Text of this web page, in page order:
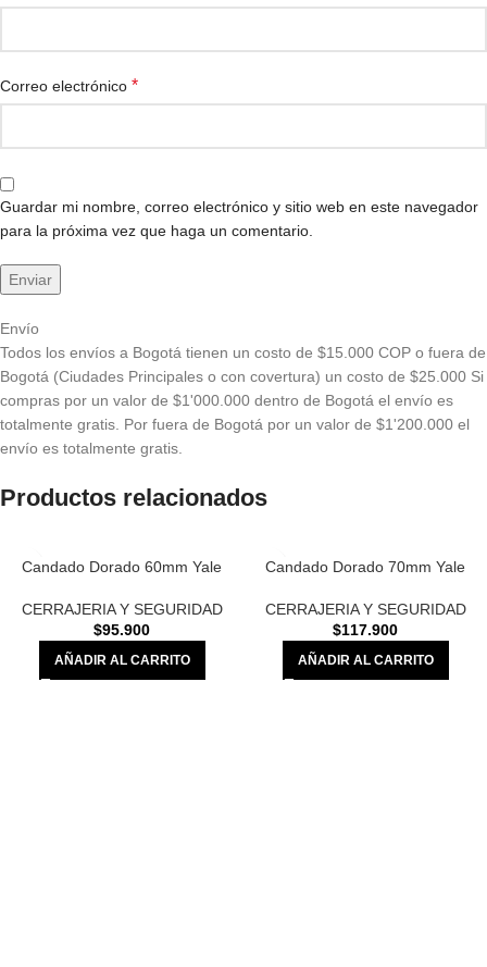
Correo electrónico *
Guardar mi nombre, correo electrónico y sitio web en este navegador
para la próxima vez que haga un comentario.
Envío
Todos los envíos a Bogotá tienen un costo de $15.000 COP o fuera de
Bogotá (Ciudades Principales o con covertura) un costo de $25.000 Si
compras por un valor de $1'000.000 dentro de Bogotá el envío es
totalmente gratis. Por fuera de Bogotá por un valor de $1'200.000 el
envío es totalmente gratis.
Productos relacionados
Candado Dorado 60mm Yale
CERRAJERIA Y SEGURIDAD
$95.900
AÑADIR AL CARRITO
Candado Dorado 70mm Yale
CERRAJERIA Y SEGURIDAD
$117.900
AÑADIR AL CARRITO